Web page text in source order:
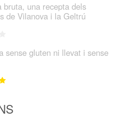
bruta, una recepta dels
de Vilanova i la Geltrú
sense gluten ni llevat i sense